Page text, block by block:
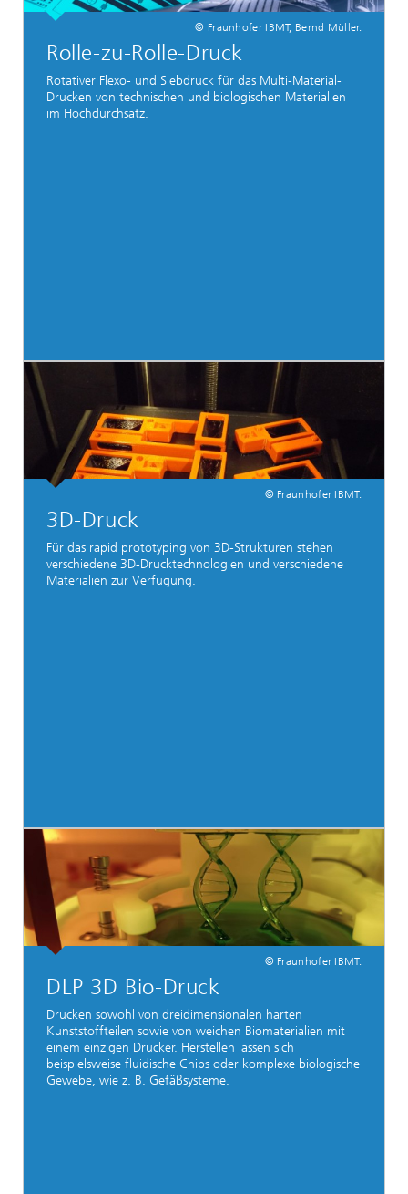
© Fraunhofer IBMT, Bernd Müller.
Rolle-zu-Rolle-Druck
Rotativer Flexo- und Siebdruck für das Multi-Material-
Drucken von technischen und biologischen Materialien
im Hochdurchsatz.
© Fraunhofer IBMT.
3D-Druck
Für das rapid prototyping von 3D-Strukturen stehen
verschiedene 3D-Drucktechnologien und verschiedene
Materialien zur Verfügung.
© Fraunhofer IBMT.
DLP 3D Bio-Druck
Drucken sowohl von dreidimensionalen harten
Kunststoffteilen sowie von weichen Biomaterialien mit
einem einzigen Drucker. Herstellen lassen sich
beispielsweise fluidische Chips oder komplexe biologische
Gewebe, wie z. B. Gefäßsysteme.